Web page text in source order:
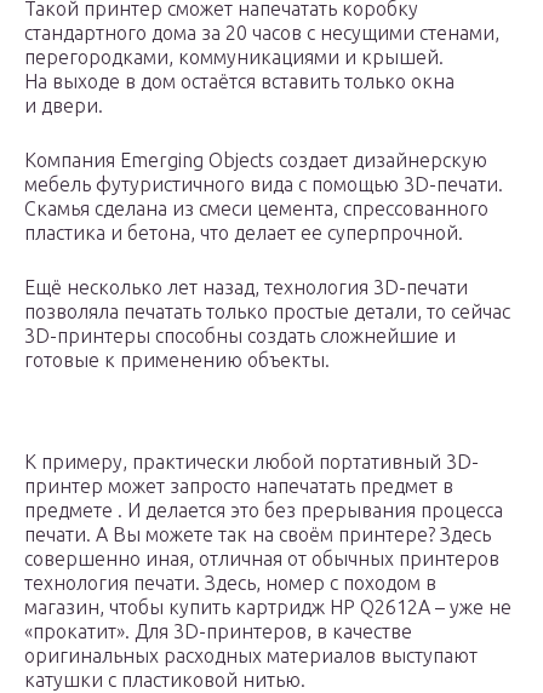
Такой принтер сможет напечатать коробку
стандартного дома за 20 часов с несущими стенами,
перегородками, коммуникациями и крышей.
На выходе в дом остаётся вставить только окна
и двери.
Компания Emerging Objects создает дизайнерскую
мебель футуристичного вида с помощью 3D-печати.
Скамья сделана из смеси цемента, спрессованного
пластика и бетона, что делает ее суперпрочной.
Ещё несколько лет назад, технология 3D-печати
позволяла печатать только простые детали, то сейчас
3D-принтеры способны создать сложнейшие и
готовые к применению объекты.
К примеру, практически любой портативный 3D-
принтер может запросто напечатать предмет в
предмете . И делается это без прерывания процесса
печати. А Вы можете так на своём принтере? Здесь
совершенно иная, отличная от обычных принтеров
технология печати. Здесь, номер с походом в
магазин, чтобы купить картридж HP Q2612A – уже не
«прокатит». Для 3D-принтеров, в качестве
оригинальных расходных материалов выступают
катушки с пластиковой нитью.